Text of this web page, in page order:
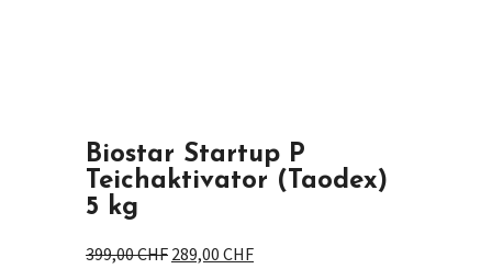
Biostar Startup P
Teichaktivator (Taodex)
5 kg
399,00CHF Ursprünglicher
289,00 CHFAktueller